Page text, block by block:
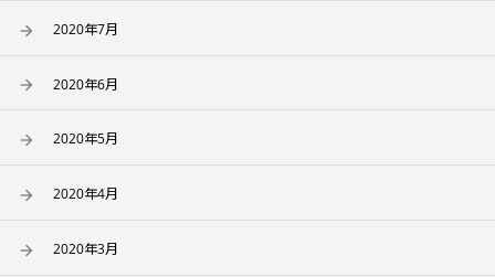
2020年7月
2020年6月
2020年5月
2020年4月
2020年3月